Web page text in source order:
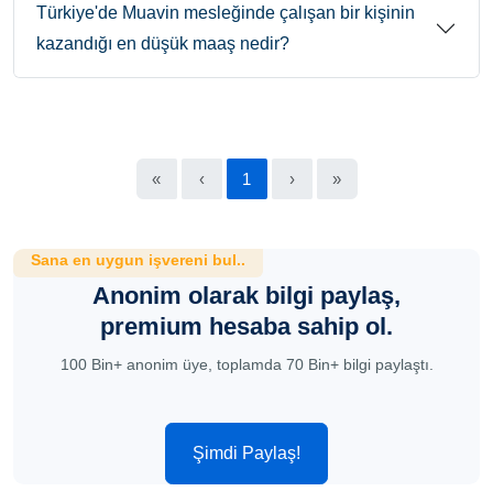
Türkiye'de Muavin mesleğinde çalışan bir kişinin
kazandığı en düşük maaş nedir?
« ‹ 1 › »
Sana en uygun işvereni bul..
Anonim olarak bilgi paylaş,
premium hesaba sahip ol.
100 Bin+ anonim üye, toplamda 70 Bin+ bilgi paylaştı.
Şimdi Paylaş!